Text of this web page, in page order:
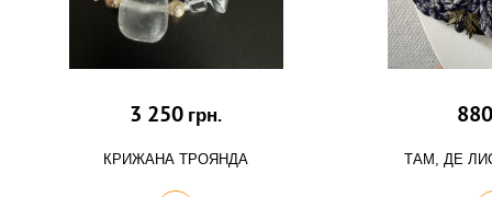
3 250 грн.
КРИЖАНА ТРОЯНДА
880
ТАМ, ДЕ